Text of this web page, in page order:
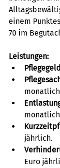
einem
70 im
Leistungen:
Pflegegeld
jährlich.
Euro